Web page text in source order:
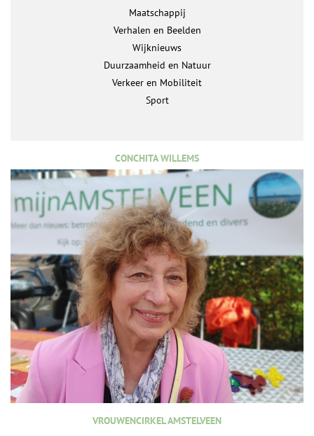
Maatschappij
Verhalen en Beelden
Wijknieuws
Duurzaamheid en Natuur
Verkeer en Mobiliteit
Sport
CONCHITA WILLEMS
VROUWENCIRKEL AMSTELVEEN